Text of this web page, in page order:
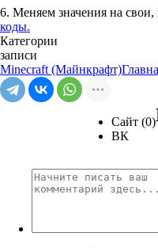
6. Меняем значения на
коды.
Категории
записи
Minecraft (Майнкрафт)
Сайт (0)
ВК